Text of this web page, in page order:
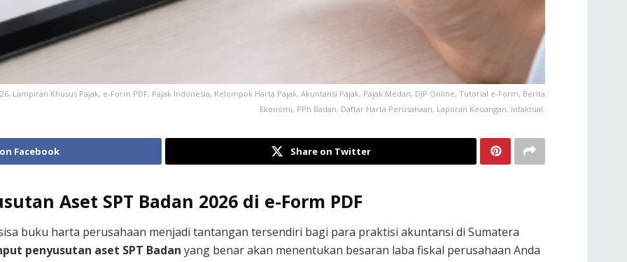
Lampiran Khusus Pajak, e-Form PDF, Pajak Indonesia, Kelompok Harta Pajak, Akuntansi Pajak, Pajak Medan, DJP Online, Tutorial e-Form, Berita
Ekonomi, PPh Badan, Daftar Harta Perusahaan, Laporan Keuangan, Infaktual.
Facebook Share on Twitter
Aset SPT Badan 2026 di e-Form PDF
buku harta perusahaan menjadi tantangan tersendiri bagi para praktisi akuntansi di Sumatera
penyusutan aset SPT Badan yang benar akan menentukan besaran laba fiskal perusahaan Anda